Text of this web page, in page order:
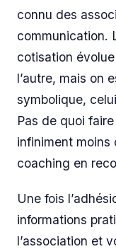
connu des
communication.
cotisation
l’autre, mais on
symbolique,
Pas de quoi
infiniment moins
coaching en
Une fois
informations
l’association et